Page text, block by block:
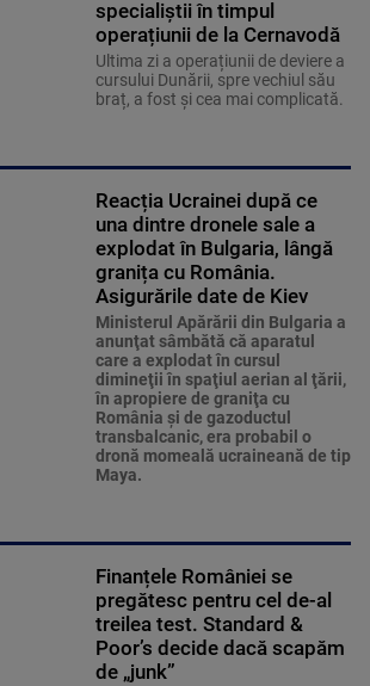
specialiștii în timpul
operațiunii de la Cernavodă
Ultima zi a operațiunii de deviere a
cursului Dunării, spre vechiul său
braț, a fost și cea mai complicată.
Reacția Ucrainei după ce
una dintre dronele sale a
explodat în Bulgaria, lângă
granița cu România.
Asigurările date de Kiev
Ministerul Apărării din Bulgaria a
anunţat sâmbătă că aparatul
care a explodat în cursul
dimineţii în spaţiul aerian al ţării,
în apropiere de graniţa cu
România şi de gazoductul
transbalcanic, era probabil o
dronă momeală ucraineană de tip
Maya.
Finanțele României se
pregătesc pentru cel de-al
treilea test. Standard &
Poor’s decide dacă scapăm
de „junk”